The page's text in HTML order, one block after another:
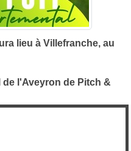
lieu à Villefranche, au
de l'Aveyron de Pitch &